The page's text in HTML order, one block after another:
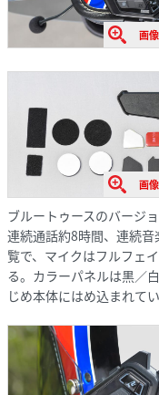
画
画
ブルートゥースのバージ
連続通話約8時間、連続
覧で、マイクはフルフェ
る。カラーパネルは黒／
じめ本体にはめ込まれて